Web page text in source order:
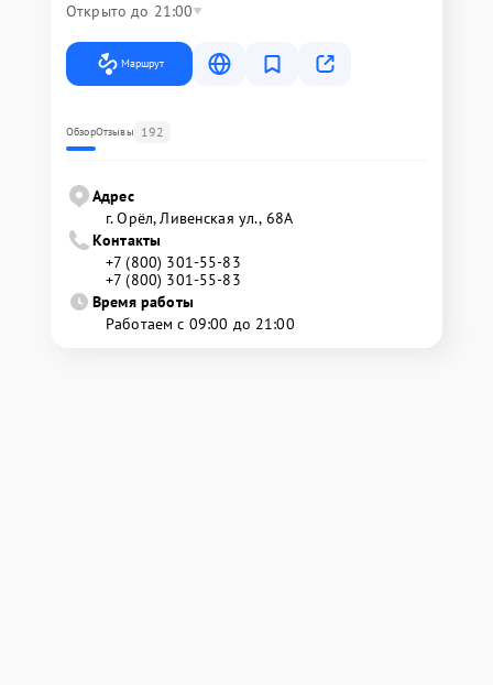
Открыто до 21:00
Маршрут
ОбзорОтзывы 192
Адрес
г. Орёл, Ливенская ул., 68А
Контакты
+7 (800) 301-55-83
+7 (800) 301-55-83
Время работы
Работаем с 09:00 до 21:00